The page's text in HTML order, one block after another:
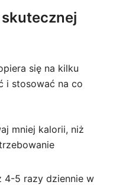
się na kilku
i stosować na co
mniej kalorii, niż
4-5 razy dziennie w